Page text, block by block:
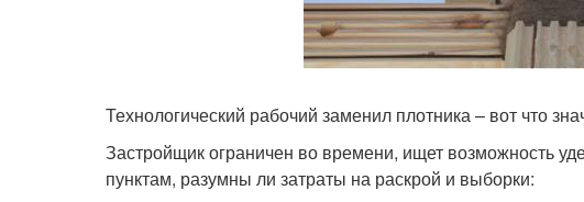
Технологический рабочий заменил плотника – вот что
Застройщик ограничен во времени, ищет возможность
пунктам, разумны ли затраты на раскрой и выборки: